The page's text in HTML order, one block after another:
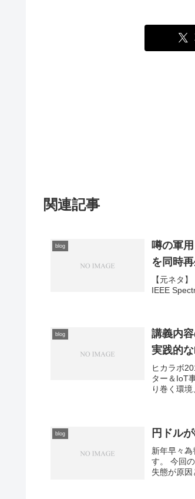
関連記事
blog
噂の軍
を同時
【元ネタ
IEEE
blog
講義内
実践的
ヒカラボ
ター＆IoT
り巻く環
blog 円ドル
新年早々
す。 今回
失態が原因